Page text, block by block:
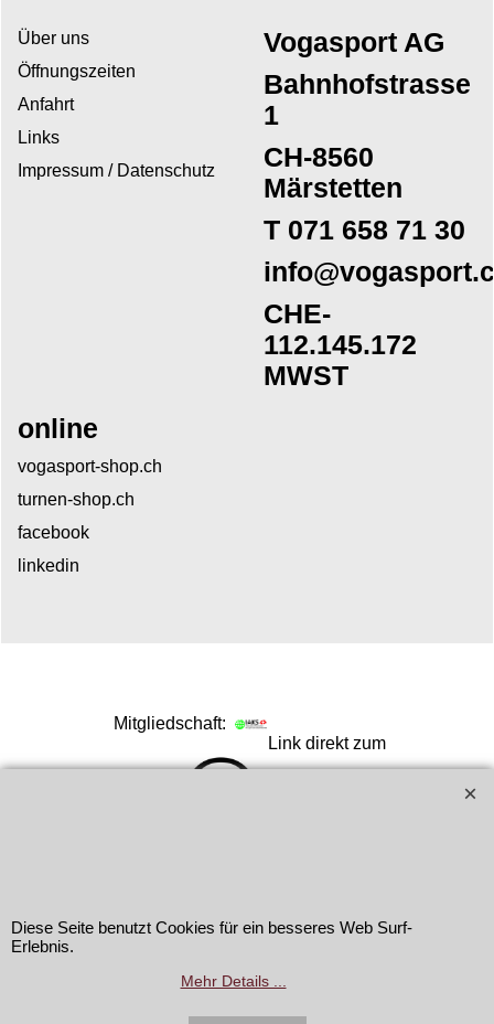
Über uns
Öffnungszeiten
Anfahrt
Links
Impressum / Datenschutz
Vogasport AG
Bahnhofstrasse
1
CH-8560
Märstetten
T 071 658 71 30
CHE-
112.145.172
MWST
online
vogasport-shop.ch
turnen-shop.ch
facebook
linkedin
Mitgliedschaft:
Link direkt zum
ShopFactory Shop
Diese Seite benutzt Cookies für ein besseres Web Surf-
Erlebnis.
Mehr Details ...